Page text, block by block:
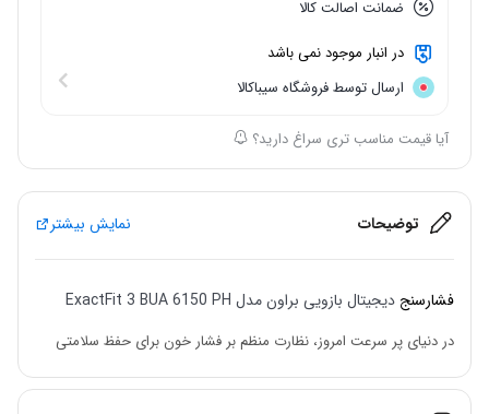
ضمانت اصالت کالا
در انبار موجود نمی باشد
ارسال توسط فروشگاه سیباکالا
آیا قیمت مناسب تری سراغ دارید؟
توضیحات نمایش بیشتر
فشارسنج دیجیتال بازویی براون مدل ExactFit 3 BUA 6150 PH
در دنیای پر سرعت امروز، نظارت منظم بر فشار خون برای حفظ سلامتی
ضروری است.